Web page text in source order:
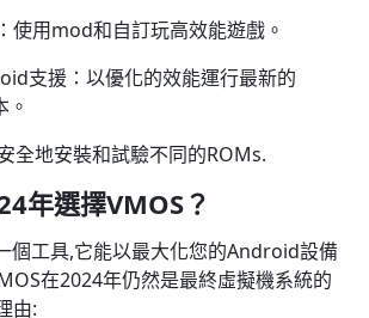
使用mod和自訂玩高效能遊戲。
支援：以優化的效能運行最新的
全地安裝和試驗不同的ROMs.
年選擇VMOS？
個工具,它能以最大化您的Android設備
在2024年仍然是最終虛擬機系統的
由: